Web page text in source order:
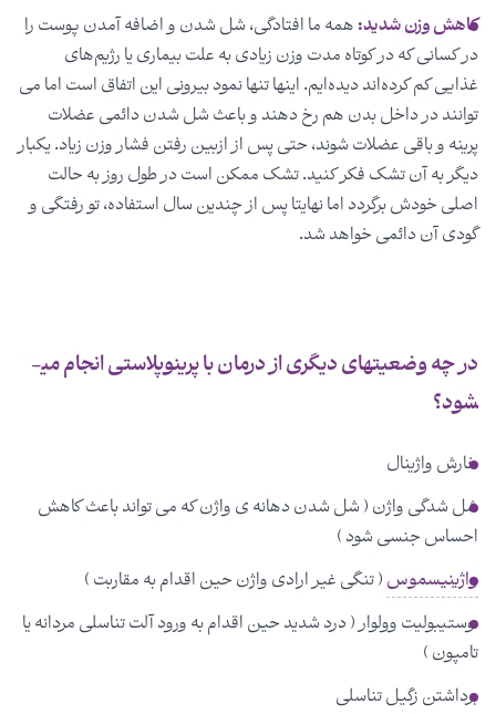
کاهش وزن شدید:همه ما افتادگی، شل شدن و اضافه آمدن پوست را
در کسانی که در کوتاه مدت وزن زیادی به علت بیماری یا رژیم­‌های
غذایی کم کرده‌اند دیده‌­ایم. اینها تنها نمود بیرونی این اتفاق است اما می­‌
توانند در داخل بدن هم رخ دهند و باعث شل شدن دائمی عضلات
پرینه و باقی عضلات شوند، حتی پس از ازبین ­رفتن فشار وزن زیاد. یکبار
دیگر به آن تشک فکر کنید. تشک ممکن است در طول روز به حالت
اصلی خودش برگردد اما نهایتا پس از چندین سال استفاده، تو رفتگی و
گودی آن دائمی خواهد شد.
در چه وضعیت­های دیگری از درمان با پرینوپلاستی انجام می­
شود؟
خارش واژینال
شل شدگی واژن ( شل شدن دهانه ی واژن که می تواند باعث کاهش
احساس جنسی شود )
واژینیسموس( تنگی غیر ارادی واژن حین اقدام به مقاربت )
وستیبولیت وولوار ( درد شدید حین اقدام به ورود آلت تناسلی مردانه یا
تامپون )
برداشتن زگیل تناسلی